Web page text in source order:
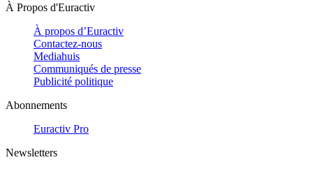
À Propos d'Euractiv
À propos d’Euractiv
Contactez-nous
Mediahuis
Communiqués de presse
Publicité politique
Abonnements
Euractiv Pro
Newsletters